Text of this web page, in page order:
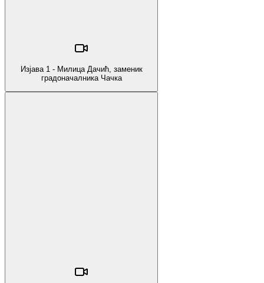
Изјава 1 - Милица Дачић, заменик
градоначалника Чачка